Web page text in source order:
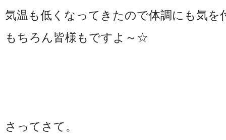
気温も低くなってきたので体調にも気を
もちろん皆様もですよ～☆
さってさて。